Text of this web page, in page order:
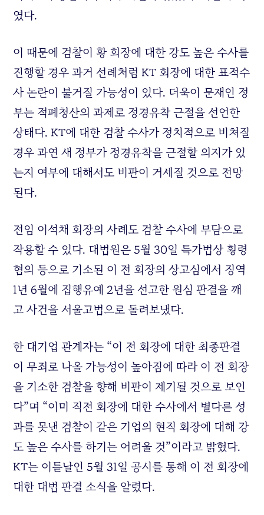
였다.
이 때문에 검찰이 황 회장에 대한 강도 높은 수사를
진행할 경우 과거 선례처럼KT 회장에 대한 표적수
사 논란이 불거질 가능성이 있다. 더욱이 문재인 정
부는 적폐청산의 과제로 정경유착 근절을 선언한
상태다.KT에 대한 검찰 수사가 정치적으로 비쳐질
경우 과연 새 정부가 정경유착을 근절할 의지가 있
는지 여부에 대해서도 비판이 거세질 것으로 전망
된다.
전임 이석채 회장의 사례도 검찰 수사에 부담으로
작용할 수 있다. 대법원은 5월 30일 특가법상 횡령
혐의 등으로 기소된 이 전 회장의 상고심에서 징역
1년 6월에 집행유예 2년을 선고한 원심 판결을 깨
고 사건을 서울고법으로 돌려보냈다.
한 대기업 관계자는 “이 전 회장에 대한 최종판결
이 무죄로 나올 가능성이 높아짐에 따라 이 전 회장
을 기소한 검찰을 향해 비판이 제기될 것으로 보인
다”며 “이미 직전 회장에 대한 수사에서 별다른 성
과를 못낸 검찰이 같은 기업의 현직 회장에 대해 강
도 높은 수사를 하기는 어려울 것”이라고 밝혔다.
KT는 이튿날인 5월 31일 공시를 통해 이 전 회장에
대한 대법 판결 소식을 알렸다.